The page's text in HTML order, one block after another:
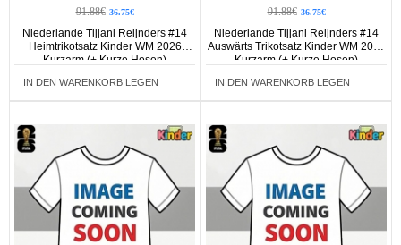
91.88€ 36.75€
Niederlande Tijjani Reijnders #14
Heimtrikotsatz Kinder WM 2026
Kurzarm (+ Kurze Hosen)
IN DEN WARENKORB LEGEN
91.88€ 36.75€
Niederlande Tijjani Reijnders #14
Auswärts Trikotsatz Kinder WM 2026
Kurzarm (+ Kurze Hosen)
IN DEN WARENKORB LEGEN